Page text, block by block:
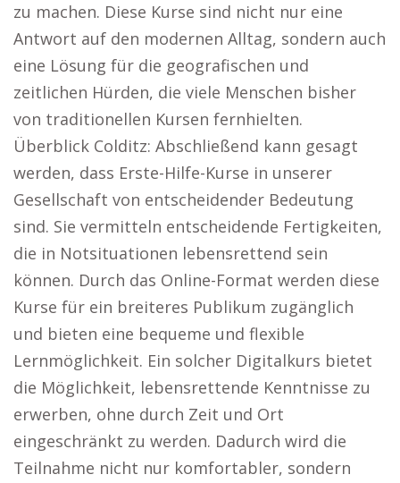
zu machen. Diese Kurse sind nicht nur eine
Antwort auf den modernen Alltag, sondern auch
eine Lösung für die geografischen und
zeitlichen Hürden, die viele Menschen bisher
von traditionellen Kursen fernhielten.
Überblick Colditz: Abschließend kann gesagt
werden, dass Erste-Hilfe-Kurse in unserer
Gesellschaft von entscheidender Bedeutung
sind. Sie vermitteln entscheidende Fertigkeiten,
die in Notsituationen lebensrettend sein
können. Durch das Online-Format werden diese
Kurse für ein breiteres Publikum zugänglich
und bieten eine bequeme und flexible
Lernmöglichkeit. Ein solcher Digitalkurs bietet
die Möglichkeit, lebensrettende Kenntnisse zu
erwerben, ohne durch Zeit und Ort
eingeschränkt zu werden. Dadurch wird die
Teilnahme nicht nur komfortabler, sondern